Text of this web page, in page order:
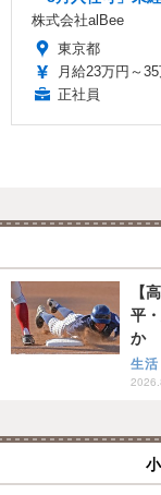
株式会社alBee
東京都
月給23万円～35
正社員
【
平
か
生活